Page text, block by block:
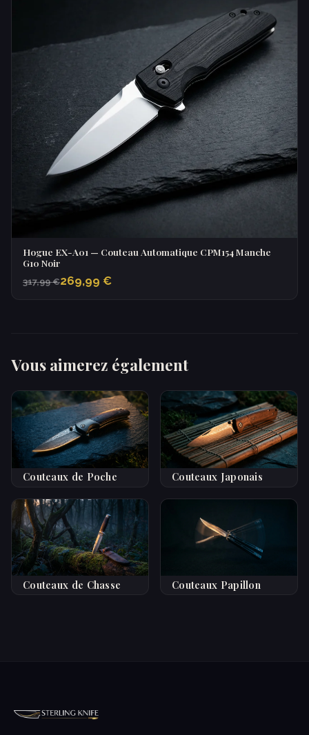
Hogue EX-A01 — Couteau Automatique CPM154 Manche
G10 Noir
317,99 €269,99 €
Vous aimerez également
Couteaux de Poche Couteaux Japonais
Couteaux de Chasse Couteaux Papillon